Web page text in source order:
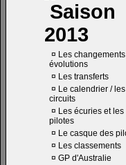
Saison
2013
¤ Les
évolutions
¤ Les transferts
¤ Le calendrier / les
circuits
¤ Les écuries et les
pilotes
¤ Le casque des
¤ Les classements
¤ GP d'Australie